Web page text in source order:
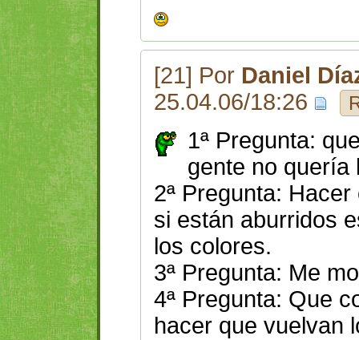
[21] Por Daniel
25.04.06/18:26
1ª Pregunta:
gente no quería
2ª Pregunta:
si están aburridos
los colores.
3ª Pregunta: Me
4ª Pregunta: Que
hacer que vuelvan